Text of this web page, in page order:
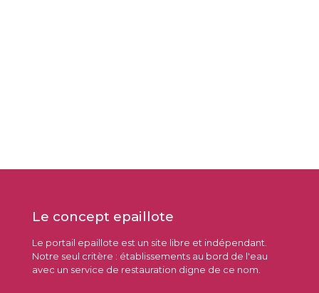
Le concept epaillote
Le portail epaillote est un site libre et indépendant.
Notre seul critère : établissements au bord de l'eau
avec un service de restauration digne de ce nom.